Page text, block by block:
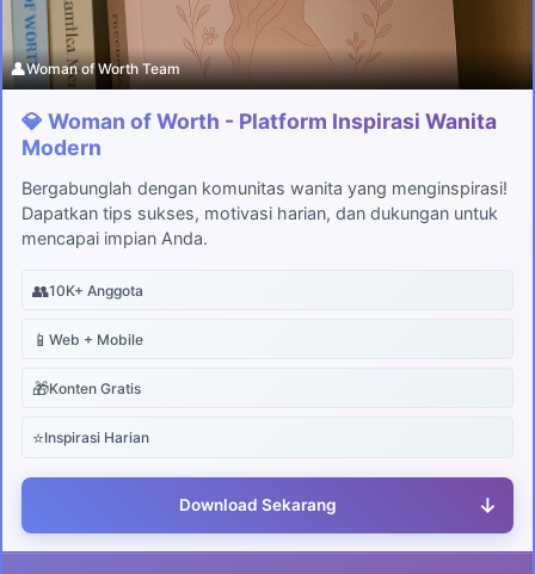
👤Woman of Worth Team
💎 Woman of Worth - Platform Inspirasi Wanita
Modern
Bergabunglah dengan komunitas wanita yang menginspirasi!
Dapatkan tips sukses, motivasi harian, dan dukungan untuk
mencapai impian Anda.
👥10K+ Anggota
📱 Web + Mobile
🎁Konten Gratis
⭐Inspirasi Harian
Download Sekarang ↓